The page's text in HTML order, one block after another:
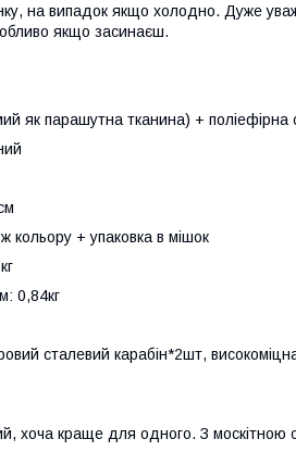
на випадок якщо холодно. Дуже
якщо засинаєш.
як парашутна тканина) + поліефірна
кольору + упаковка в мішок
0,84кг
сталевий карабін*2шт,
хоча краще для одного. З москітною